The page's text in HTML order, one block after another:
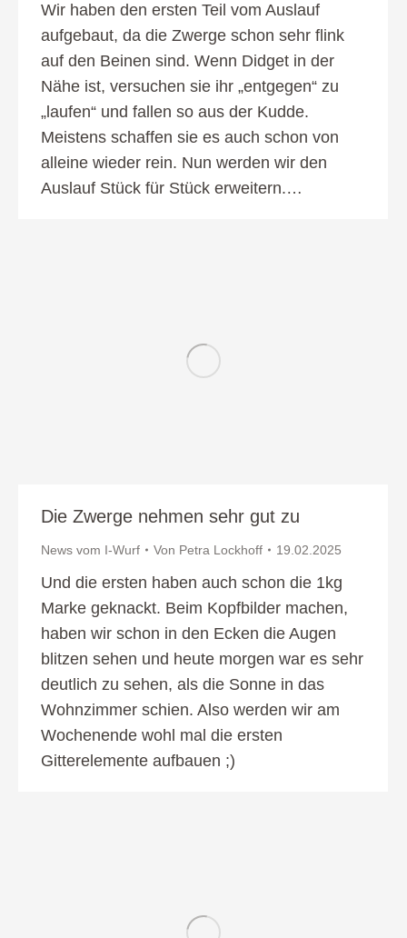
Wir haben den ersten Teil vom Auslauf
aufgebaut, da die Zwerge schon sehr flink
auf den Beinen sind. Wenn Didget in der
Nähe ist, versuchen sie ihr „entgegen“ zu
„laufen“ und fallen so aus der Kudde.
Meistens schaffen sie es auch schon von
alleine wieder rein. Nun werden wir den
Auslauf Stück für Stück erweitern.…
Die Zwerge nehmen sehr gut zu
News vom I-Wurf Von Petra Lockhoff 19.02.2025
Und die ersten haben auch schon die 1kg
Marke geknackt. Beim Kopfbilder machen,
haben wir schon in den Ecken die Augen
blitzen sehen und heute morgen war es sehr
deutlich zu sehen, als die Sonne in das
Wohnzimmer schien. Also werden wir am
Wochenende wohl mal die ersten
Gitterelemente aufbauen ;)